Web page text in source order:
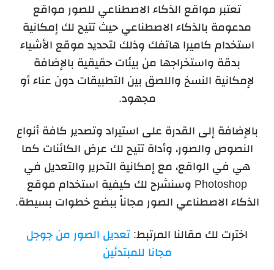
تعتبر مواقع الذكاء الاصطناعي للصور مواقع
مدعومة بالذكاء الاصطناعي حيث تتيح لك إمكانية
استخدام كاميرا هاتفك وذلك لتحديد موقع الأشياء
بدقة واستخراجها من بيئات حقيقية بالإضافة
لإمكانية النسخ واللصق بين التطبيقات دون عناء أو
مجهود.
بالإضافة إلى القدرة على استيراد وتصدير كافة أنواع
النصوص والصور، وأداة تتيح لك عرض الكائنات كما
هي في الواقع، مع إمكانية التحرير والتعديل في
Photoshop وسنشرح لك كيفية استخدام موقع
الذكاء الاصطناعي الصور مجاناً ببضع خطوات بسيطة.
اخترت لك مقالنا المرتبط: تعديل الصور من جوجل
مجانا للمبتدئين